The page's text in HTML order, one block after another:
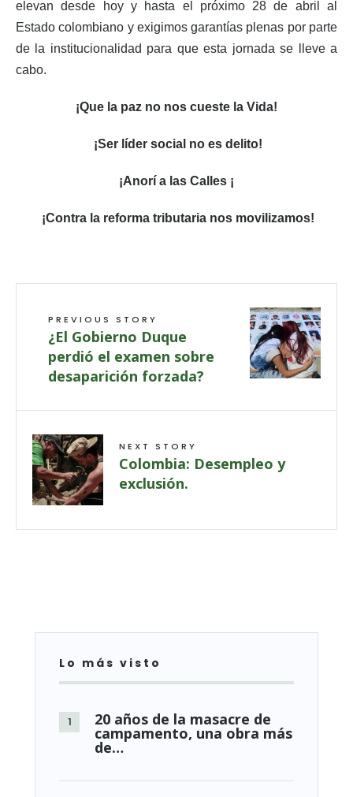
elevan desde hoy y hasta el próximo 28 de abril al
Estado colombiano y exigimos garantías plenas por parte
de la institucionalidad para que esta jornada se lleve a
cabo.
¡Que la paz no nos cueste la Vida!
¡Ser líder social no es delito!
¡Anorí a las Calles ¡
¡Contra la reforma tributaria nos movilizamos!
PREVIOUS STORY
¿El Gobierno Duque
perdió el examen sobre
desaparición forzada?
NEXT STORY
Colombia: Desempleo y
exclusión.
Lo más visto
20 años de la masacre de
campamento, una obra más
de…